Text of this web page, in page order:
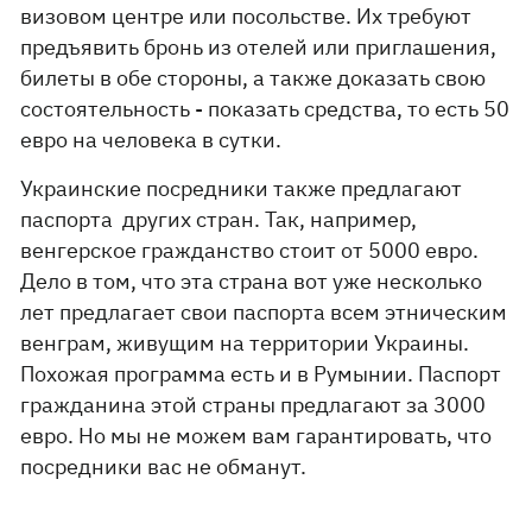
визовом центре или посольстве. Их требуют
предъявить бронь из отелей или приглашения,
билеты в обе стороны, а также доказать свою
состоятельность - показать средства, то есть 50
евро на человека в сутки.
Украинские посредники также предлагают
паспорта других стран. Так, например,
венгерское гражданство стоит от 5000 евро.
Дело в том, что эта страна вот уже несколько
лет предлагает свои паспорта всем этническим
венграм, живущим на территории Украины.
Похожая программа есть и в Румынии. Паспорт
гражданина этой страны предлагают за 3000
евро. Но мы не можем вам гарантировать, что
посредники вас не обманут.